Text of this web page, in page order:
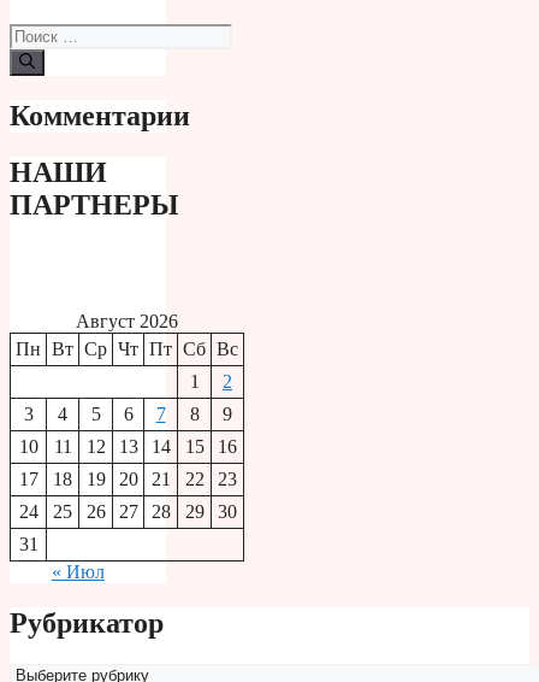
Поиск:
Комментарии
НАШИ
ПАРТНЕРЫ
Август 2026
Пн Вт Ср Чт Пт Сб Вс
1
2
3
4 5 6 7 8
9
10
11 12 13 14 15
16
17
18 19 20 21 22
23
24
25 26 27 28 29
30
31
« Июл
Рубрикатор
Рубрикатор